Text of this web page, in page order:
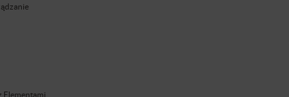
Elementami